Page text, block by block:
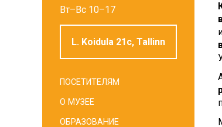
Linnamuuseum
Вт–Вс 10–17
L. Koidula 21c, Tallinn
ПОСЕТИТЕЛЯМ
О МУЗЕЕ
ОБРАЗОВАНИЕ